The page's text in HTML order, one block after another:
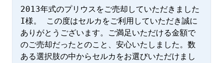
2013年式のプリウスをご売却していただきました
I様。 この度はセルカをご利用していただき誠に
ありがとうございます。ご満足いただける金額で
のご売却だったとのこと、安心いたしました。数
ある選択肢の中からセルカをお選びいただけまし